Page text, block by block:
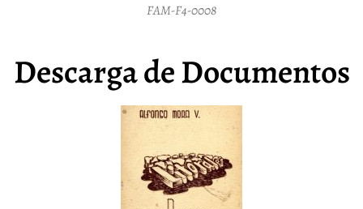
FAM-F4-0008
Descarga de Documentos